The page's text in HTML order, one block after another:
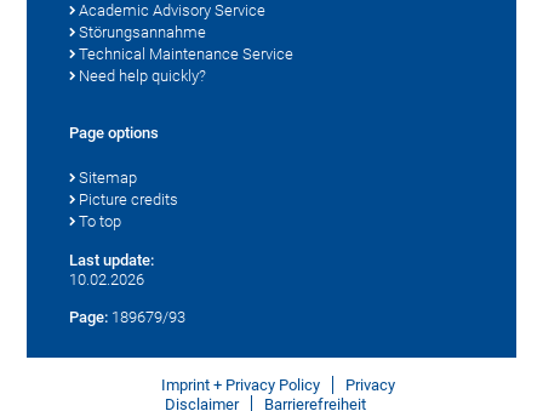
Academic Advisory Service
Störungsannahme
Technical Maintenance Service
Need help quickly?
Page options
Sitemap
Picture credits
To top
Last update:
10.02.2026
Page: 189679/93
Imprint + Privacy Policy
Privacy
Disclaimer
Barrierefreiheit